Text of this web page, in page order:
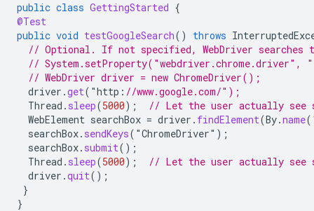
public class GettingStarted {
@Test
public void testGoogleSearch() throws
// Optional. If not specified, WebDriver searches
// System.setProperty("webdriver.chrome.driver",
// WebDriver driver = new ChromeDriver();
driver .get( "http : //www.google.com/");
Thread . sleep(5000);
// Let the user actually see
WebElement searchBox = driver . findElement(By.name(
searchBox. sendKeys( "ChromeDriver" );
searchBox. submit();
Thread . sleep(5000);
// Let the user actually see
driver .quit();
}
}